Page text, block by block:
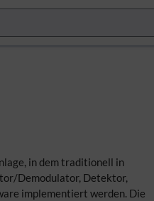
in dem traditionell in
Demodulator, Detektor,
implementiert werden. Die